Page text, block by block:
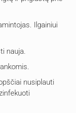
Ilgainiui
nauja.
nusiplauti